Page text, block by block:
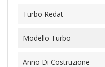
Turbo Redat
Modello Turbo
Anno Di Costruzione